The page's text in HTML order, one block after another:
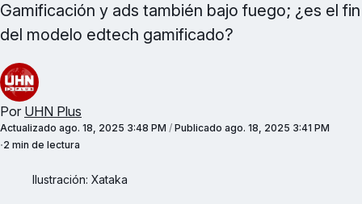
Gamificación y ads también bajo fuego; ¿es el fin
del modelo edtech gamificado?
Por UHN Plus
Actualizado ago. 18, 2025 3:48 PM / Publicado ago. 18, 2025 3:41 PM
2 min de lectura
Ilustración: Xataka